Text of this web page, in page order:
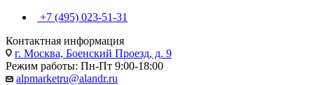
+7 (495) 023-51-31
Контактная информация
г. Москва, Боенский Проезд, д. 9
Режим работы: Пн-Пт 9:00-18:00
alpmarketru@alandr.ru